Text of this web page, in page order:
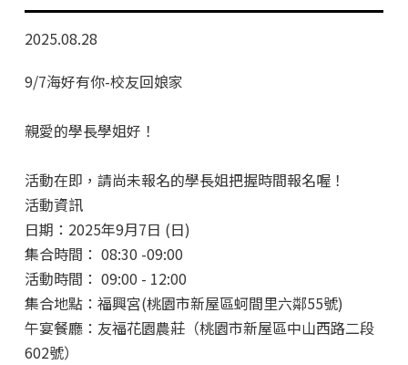
行政公告
2025.08.28
9/7海好有你-校友回娘家
親愛的學長學姐好！
活動在即，請尚未報名的學長姐把握時間報名喔！
活動資訊
日期：2025年9月7日 (日)
集合時間： 08:30 -09:00
活動時間： 09:00 - 12:00
集合地點：福興宮(桃園市新屋區蚵間里六鄰55號)
午宴餐廳：友福花園農莊（桃園市新屋區中山西路二段
602號）